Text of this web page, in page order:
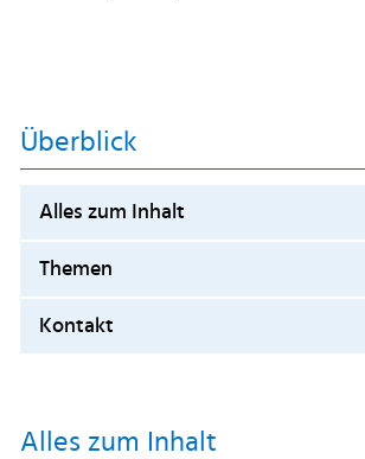
Überblick
Alles zum Inhalt
Themen
Kontakt
Alles zum Inhalt